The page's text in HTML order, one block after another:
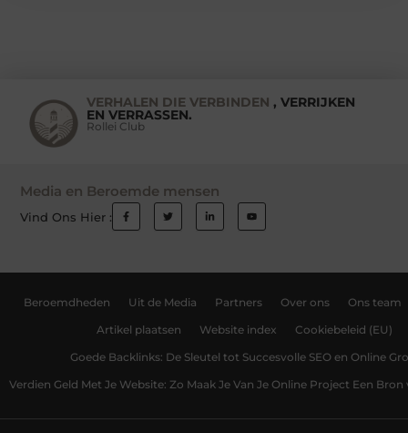
VERHALEN DIE VERBINDEN , VERRIJKEN
EN VERRASSEN.
Rollei Club
Media en Beroemde mensen
Vind Ons Hier :
Beroemdheden Uit de Media Partners Over ons Ons team
Artikel plaatsen Website index Cookiebeleid (EU)
Goede Backlinks: De Sleutel tot Succesvolle SEO en Online
Verdien Geld Met Je Website: Zo Maak Je Van Je Online Project Een